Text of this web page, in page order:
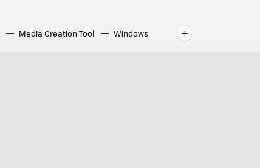
Media Creation Tool
Windows